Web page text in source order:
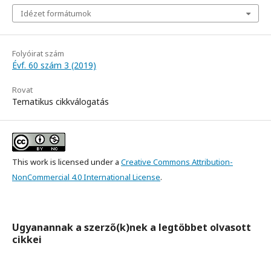
Idézet formátumok
Folyóirat szám
Évf. 60 szám 3 (2019)
Rovat
Tematikus cikkválogatás
This work is licensed under a Creative Commons Attribution-
NonCommercial 4.0 International License.
Ugyanannak a szerző(k)nek a legtöbbet olvasott
cikkei